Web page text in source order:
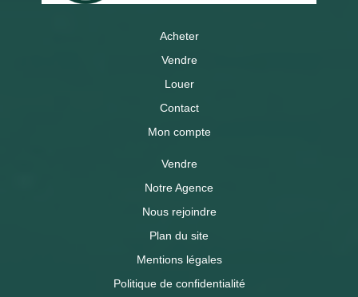
Acheter
Vendre
Louer
Contact
Mon compte
Vendre
Notre Agence
Nous rejoindre
Plan du site
Mentions légales
Politique de confidentialité